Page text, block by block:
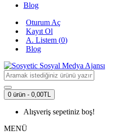
Blog
Oturum Aç
Kayıt Ol
A. Listem (0)
Blog
0 ürün - 0,00TL
Alışveriş sepetiniz boş!
MENÜ